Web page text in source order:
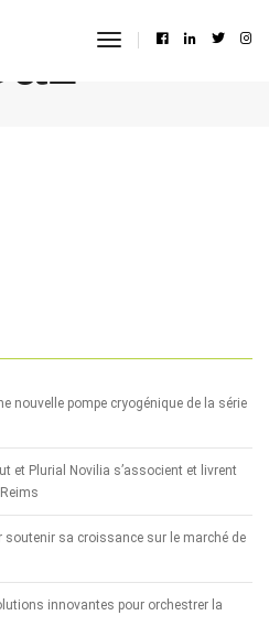
toggle
nouvelle pompe cryogénique de la série
et Plurial Novilia s’associent et livrent
soutenir sa croissance sur le marché de
innovantes pour orchestrer la